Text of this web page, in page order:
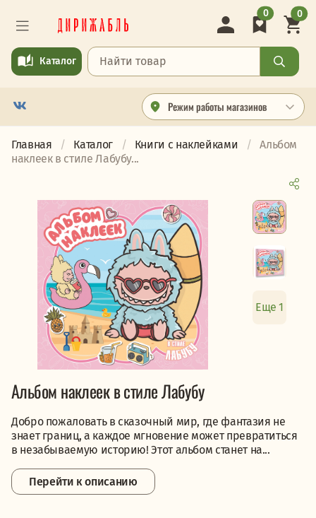
Режим работы магазинов
Каталог
0 0
Главная Каталог Книги с наклейками
Альбом
наклеек в стиле Лабубу...
Еще 1
Альбом наклеек в стиле Лабубу
Добро пожаловать в сказочный мир, где фантазия не
знает границ, а каждое мгновение может превратиться
в незабываемую историю! Этот альбом станет на...
Перейти к описанию